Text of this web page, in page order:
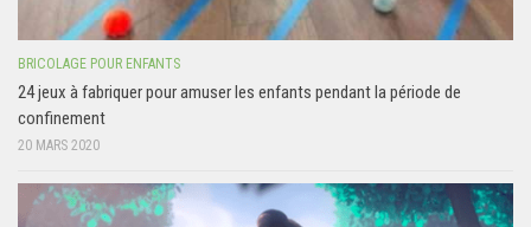
BRICOLAGE POUR ENFANTS
24 jeux à fabriquer pour amuser les enfants pendant la période de
confinement
20 MARS 2020